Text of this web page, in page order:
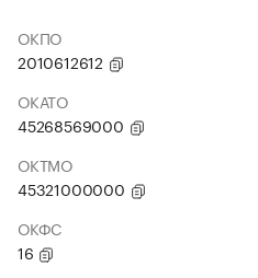
ОКПО
2010612612
ОКАТО
45268569000
ОКТМО
45321000000
ОКФС
16